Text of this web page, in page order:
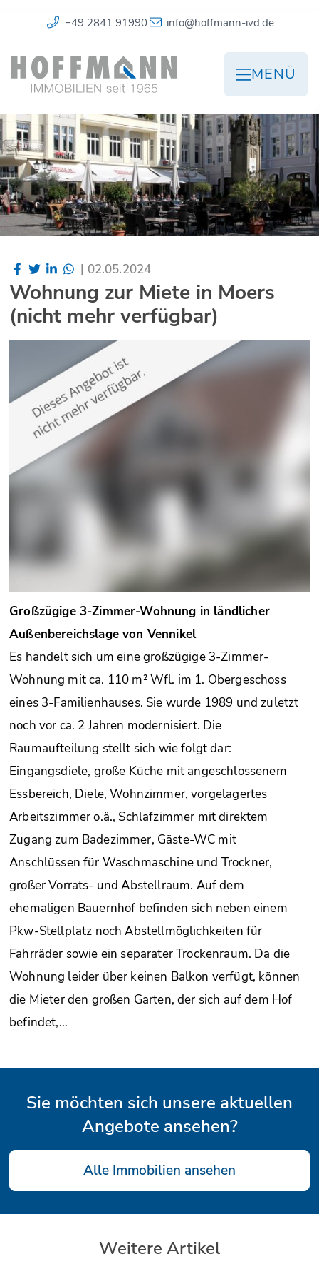
+49 2841 91990 info@hoffmann-ivd.de
MENÜ
| 02.05.2024
Wohnung zur Miete in Moers
(nicht mehr verfügbar)
Großzügige 3-Zimmer-Wohnung in ländlicher
Außenbereichslage von Vennikel
Es handelt sich um eine großzügige 3-Zimmer-
Wohnung mit ca. 110 m² Wfl. im 1. Obergeschoss
eines 3-Familienhauses. Sie wurde 1989 und zuletzt
noch vor ca. 2 Jahren modernisiert. Die
Raumaufteilung stellt sich wie folgt dar:
Eingangsdiele, große Küche mit angeschlossenem
Essbereich, Diele, Wohnzimmer, vorgelagertes
Arbeitszimmer o.ä., Schlafzimmer mit direktem
Zugang zum Badezimmer, Gäste-WC mit
Anschlüssen für Waschmaschine und Trockner,
großer Vorrats- und Abstellraum. Auf dem
ehemaligen Bauernhof befinden sich neben einem
Pkw-Stellplatz noch Abstellmöglichkeiten für
Fahrräder sowie ein separater Trockenraum. Da die
Wohnung leider über keinen Balkon verfügt, können
die Mieter den großen Garten, der sich auf dem Hof
befindet,…
Sie möchten sich unsere aktuellen
Angebote ansehen?
Alle Immobilien ansehen
Weitere Artikel